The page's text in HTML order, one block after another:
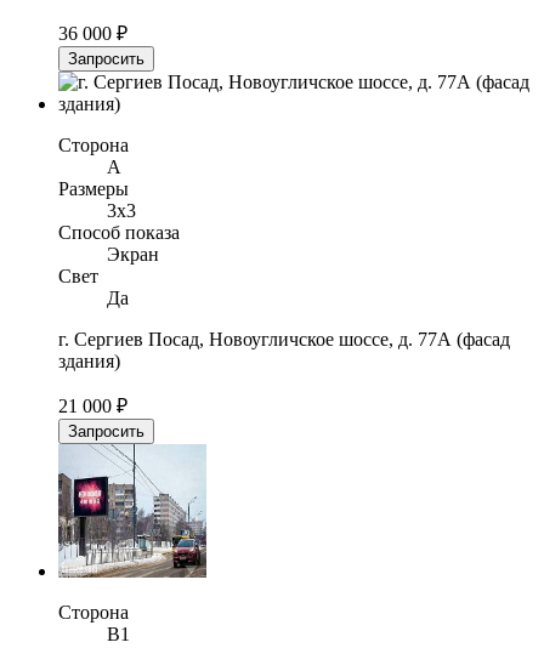
36 000 ₽
Запросить
Сторона
A
Размеры
3x3
Способ показа
Экран
Свет
Да
г. Сергиев Посад, Новоугличское шоссе, д. 77А (фасад
здания)
21 000 ₽
Запросить
Сторона
B1